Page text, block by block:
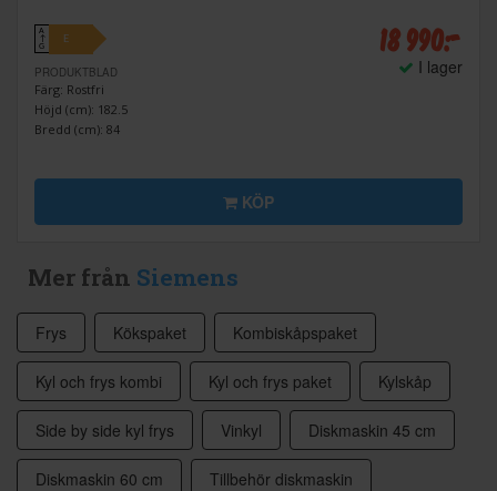
A
↑
G
E
PRODUKTBLAD
Färg: Rostfri
Höjd (cm): 182.5
Bredd (cm): 84
18 990:-
I lager
KÖP
Mer från Siemens
Frys Kökspaket Kombiskåpspaket
Kyl och frys kombi Kyl och frys paket Kylskåp
Side by side kyl frys Vinkyl Diskmaskin 45 cm
Diskmaskin 60 cm Tillbehör diskmaskin